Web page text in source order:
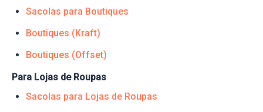
Sacolas para Boutiques
Boutiques (Kraft)
Boutiques (Offset)
Para Lojas de Roupas
Sacolas para Lojas de Roupas